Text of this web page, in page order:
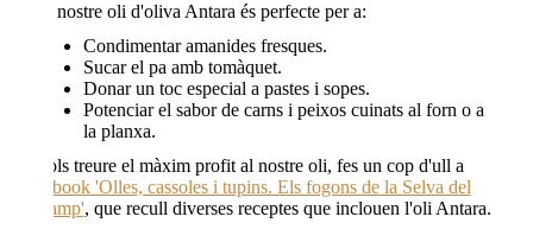
El nostre oli d'oliva Antara és perfecte per a:
Condimentar amanides fresques.
Sucar el pa amb tomàquet.
Donar un toc especial a pastes i sopes.
Potenciar el sabor de carns i peixos cuinats al forn o a
la planxa.
Vols treure el màxim profit al nostre oli, fes un cop d'ull a
l'ebook 'Olles, cassoles i tupins. Els fogons de la Selva del
Camp', que recull diverses receptes que inclouen l'oli Antara.